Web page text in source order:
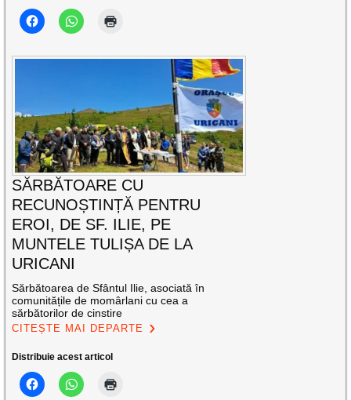
SĂRBĂTOARE CU
RECUNOȘTINȚĂ PENTRU
EROI, DE SF. ILIE, PE
MUNTELE TULIȘA DE LA
URICANI
Sărbătoarea de Sfântul Ilie, asociată în
comunitățile de momârlani cu cea a
sărbătorilor de cinstire
CITEȘTE MAI DEPARTE
Distribuie acest articol